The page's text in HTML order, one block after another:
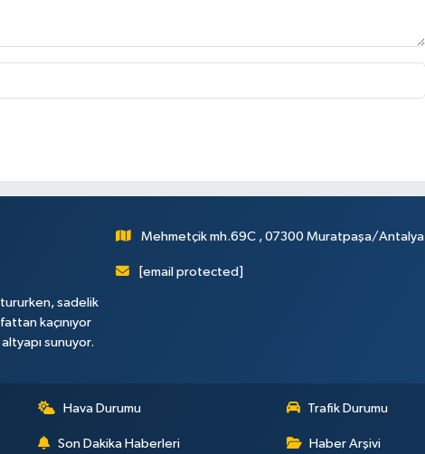
sadelik
kaçınıyor
sunuyor.
Mehmetçik mh.69C , 07300 Muratpaşa/Antalya
[email protected]
Hava Durumu Trafik Durumu
Son Dakika Haberleri Haber Arşivi